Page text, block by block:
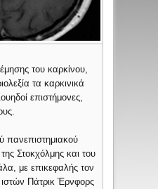
του καρκίνου,
τα καρκινικά
επιστήμονες,
πανεπιστημιακού
Στοκχόλμης και του
με επικεφαλής τον
Πάτρικ Έρνφορς